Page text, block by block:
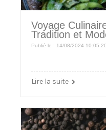
Voyage
Tradition et
Publié le : 14/08/2024
Lire la suite